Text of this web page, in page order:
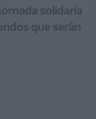
solidaria
que serán